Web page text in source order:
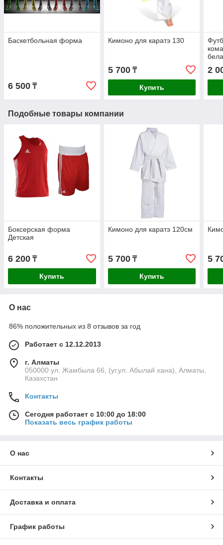
Баскетбольная форма
6 500 ₸
Кимоно для каратэ 130
5 700₸
Купить
2
Подобные товары компании
Боксерская форма
Детская
6 200 ₸
Купить
Кимоно для каратэ 120см
5 700₸
Купить
5
О нас
86% положительных из 8 отзывов за год
Работает с 12.12.2013
г. Алматы
050000 ул. Жамбыла 66, (уг.ул. Абылай хана), Алматы,
Казахстан
Контакты
Сегодня работает с 10:00 до 18:00
Показать весь график работы
О нас
Контакты
Доставка и оплата
График работы